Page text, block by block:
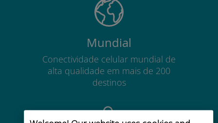
Mundial
Conectividade celular mundial de
alta qualidade em mais de 200
destinos